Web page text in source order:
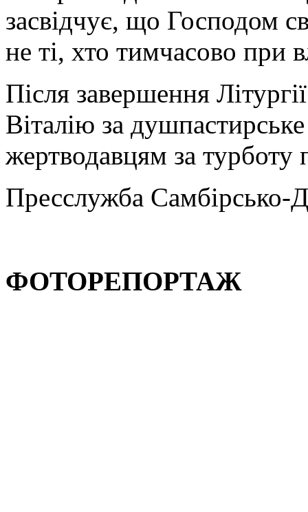
засвідчує, що Господом
не ті, хто тимчасово при
Після завершення
Віталію за
жертводавцям за
Пресслужба Самбірсько-
ФОТОРЕПОРТАЖ